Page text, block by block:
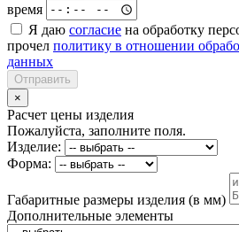
время
Я даю согласие на обработку
прочел политику в отношении
данных
Отправить
×
Расчет цены изделия
Пожалуйста, заполните поля.
Изделие:
Форма:
Габаритные размеры изделия (в мм)
Дополнительные элементы